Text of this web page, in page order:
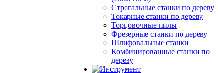
Строгальные станки по дереву
Токарные станки по дереву
Торцовочные пилы
Фрезерные станки по дереву
Шлифовальные станки
Комбинированные станки по
дереву